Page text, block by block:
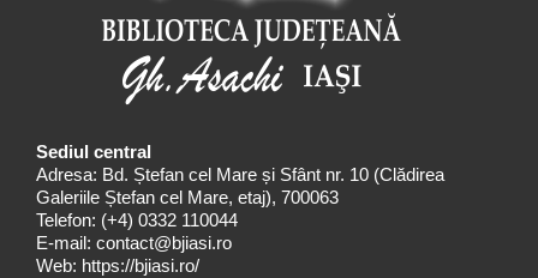
Sediul central
Adresa: Bd. Ștefan cel Mare și Sfânt nr. 10 (Clădirea
Galeriile Ștefan cel Mare, etaj), 700063
Telefon: (+4) 0332 110044
E-mail: contact@bjiasi.ro
Web: https://bjiasi.ro/